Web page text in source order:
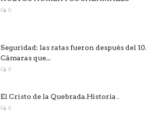
0
Seguridad: las ratas fueron después del 10.
Cámaras que...
0
El Cristo de la Quebrada.Historia .
0